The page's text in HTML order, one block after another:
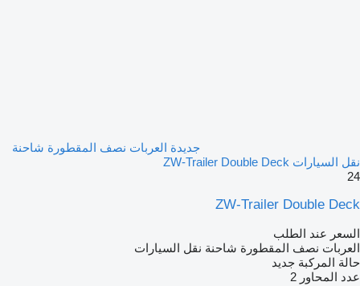
جديدة العربات نصف المقطورة شاحنة
نقل السيارات ZW-Trailer Double Deck
24
ZW-Trailer Double Deck
السعر عند الطلب
العربات نصف المقطورة شاحنة نقل السيارات
حالة المركبة جديد
عدد المحاور 2